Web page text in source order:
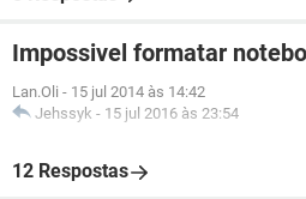
Impossivel formatar
Lan.Oli - 15 jul 2014 às 14:42
Jehssyk - 15 jul 2016 às 23:54
12 Respostas